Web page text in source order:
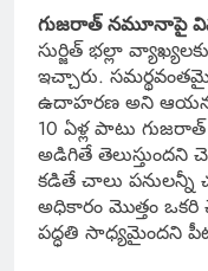
గుజరాత్ నమూనాపై
సుర్జిత్ భల్లా
ఇచ్చారు.
ఉదాహరణ అని ఆయన
10 ఏళ్ల పాటు
అడిగితే తెలుస్తుందని
కడితే చాలు
అధికారం మొత్తం
పద్ధతి సాధ్యమైందని